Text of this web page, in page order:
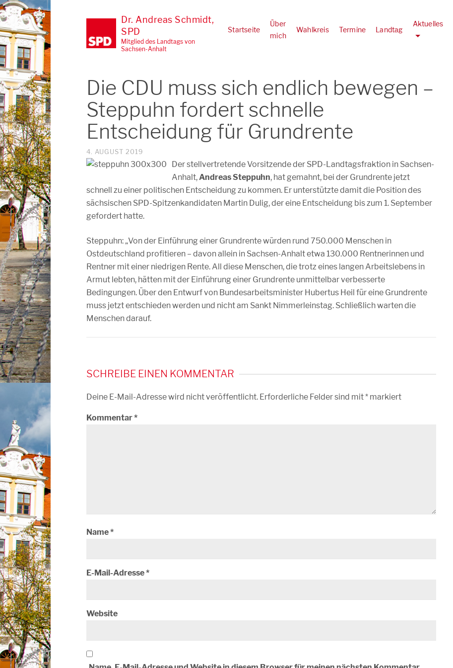
Dr. Andreas Schmidt,
SPD
Mitglied des Landtags von
Sachsen-Anhalt
Startseite
Über
mich
Wahlkreis Termine Landtag
Aktuelles
Die CDU muss sich endlich bewegen –
Steppuhn fordert schnelle
Entscheidung für Grundrente
4. AUGUST 2019
Der stellvertretende Vorsitzende der SPD-Landtagsfraktion in Sachsen-
Anhalt,Andreas Steppuhn, hat gemahnt, bei der Grundrente jetzt
schnell zu einer politischen Entscheidung zu kommen. Er unterstützte damit die Position des
sächsischen SPD-Spitzenkandidaten Martin Dulig, der eine Entscheidung bis zum 1. September
gefordert hatte.
Steppuhn: „Von der Einführung einer Grundrente würden rund 750.000 Menschen in
Ostdeutschland profitieren – davon allein in Sachsen-Anhalt etwa 130.000 Rentnerinnen und
Rentner mit einer niedrigen Rente. All diese Menschen, die trotz eines langen Arbeitslebens in
Armut lebten, hätten mit der Einführung einer Grundrente unmittelbar verbesserte
Bedingungen. Über den Entwurf von Bundesarbeitsminister Hubertus Heil für eine Grundrente
muss jetzt entschieden werden und nicht am Sankt Nimmerleinstag. Schließlich warten die
Menschen darauf.
SCHREIBE EINEN KOMMENTAR
Deine E-Mail-Adresse wird nicht veröffentlicht. Erforderliche Felder sind mit* markiert
Kommentar*
Name*
E-Mail-Adresse*
Website